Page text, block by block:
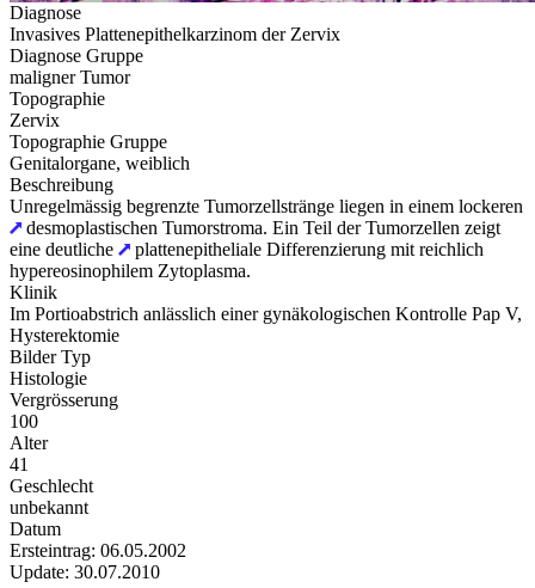
Diagnose
Invasives Plattenepithelkarzinom der Zervix
Diagnose Gruppe
maligner Tumor
Topographie
Zervix
Topographie Gruppe
Genitalorgane, weiblich
Beschreibung
Unregelmässig begrenzte Tumorzellstränge liegen in einem lockeren
desmoplastischen Tumorstroma. Ein Teil der Tumorzellen zeigt
eine deutliche
plattenepitheliale Differenzierung mit reichlich
hypereosinophilem Zytoplasma.
Klinik
Im Portioabstrich anlässlich einer gynäkologischen Kontrolle Pap V,
Hysterektomie
Bilder Typ
Histologie
Vergrösserung
100
Alter
41
Geschlecht
unbekannt
Datum
Ersteintrag: 06.05.2002
Update: 30.07.2010